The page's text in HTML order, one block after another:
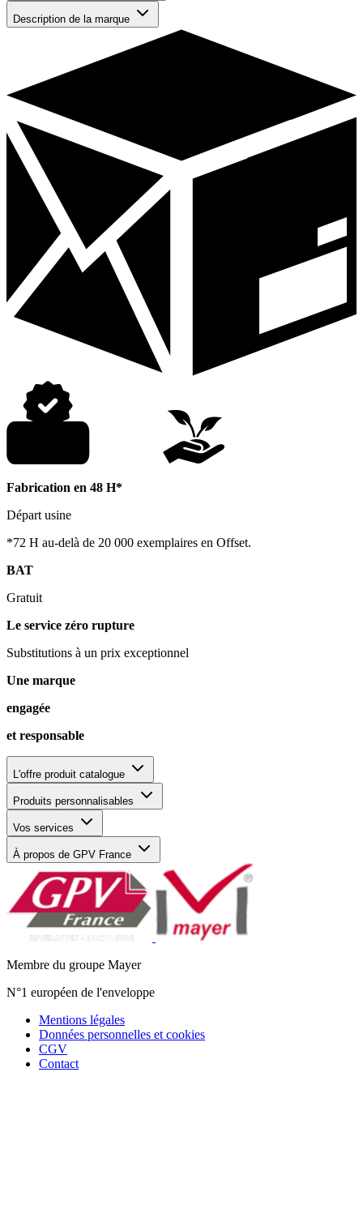
Description de la marque
Fabrication en 48 H*
Départ usine
*72 H au-delà de 20 000 exemplaires en Offset.
BAT
Gratuit
Le service zéro rupture
Substitutions à un prix exceptionnel
Une marque
engagée
et responsable
L'offre produit catalogue
Produits personnalisables
Vos services
À propos de GPV France
Membre du groupe Mayer
N°1 européen de l'enveloppe
Mentions légales
Données personnelles et cookies
CGV
Contact